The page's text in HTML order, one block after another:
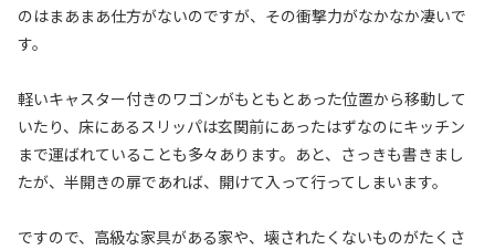
のはまあまあ仕方がないのですが、その衝撃力がなかなか凄いで
す。
軽いキャスター付きのワゴンがもともとあった位置から移動して
いたり、床にあるスリッパは玄関前にあったはずなのにキッチン
まで運ばれていることも多々あります。あと、さっきも書きまし
たが、半開きの扉であれば、開けて入って行ってしまいます。
ですので、高級な家具がある家や、壊されたくないものがたくさ